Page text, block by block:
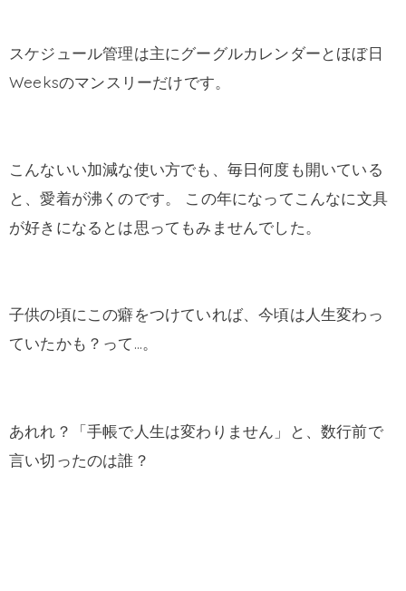
スケジュール管理は主にグーグルカレンダーとほぼ日
Weeksのマンスリーだけです。
こんないい加減な使い方でも、毎日何度も開いている
と、愛着が沸くのです。 この年になってこんなに文具
が好きになるとは思ってもみませんでした。
子供の頃にこの癖をつけていれば、今頃は人生変わっ
ていたかも？って…。
あれれ？「手帳で人生は変わりません」と、数行前で
言い切ったのは誰？